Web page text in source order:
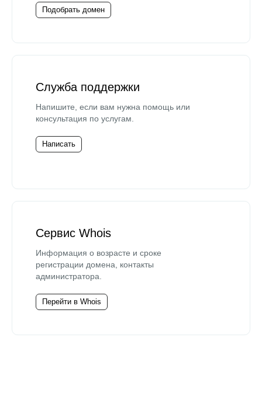
Подобрать домен
Служба поддержки
Напишите, если вам нужна помощь или
консультация по услугам.
Написать
Сервис Whois
Информация о возрасте и сроке
регистрации домена, контакты
администратора.
Перейти в Whois